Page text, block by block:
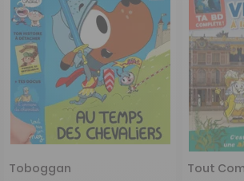
Toboggan Tout